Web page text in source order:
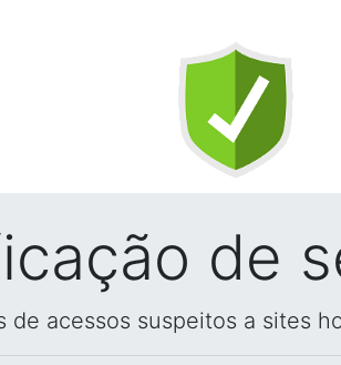
de
de acessos suspeitos a sites